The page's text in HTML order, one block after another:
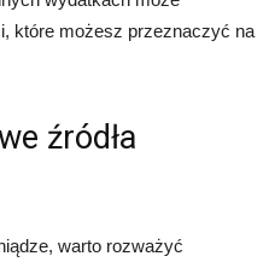
które możesz przeznaczyć na
źródła
warto rozważyć